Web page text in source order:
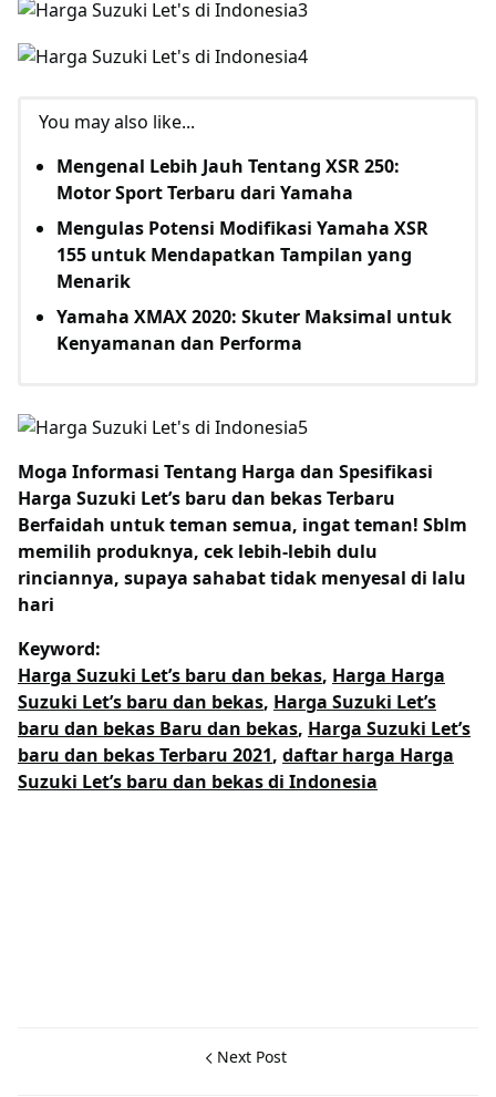
You may also like...
Mengenal Lebih Jauh Tentang XSR 250:
Motor Sport Terbaru dari Yamaha
Mengulas Potensi Modifikasi Yamaha XSR
155 untuk Mendapatkan Tampilan yang
Menarik
Yamaha XMAX 2020: Skuter Maksimal untuk
Kenyamanan dan Performa
Moga Informasi Tentang Harga dan Spesifikasi
Harga Suzuki Let’s baru dan bekas Terbaru
Berfaidah untuk teman semua, ingat teman! Sblm
memilih produknya, cek lebih-lebih dulu
rinciannya, supaya sahabat tidak menyesal di lalu
hari
Keyword:
Harga Suzuki Let’s baru dan bekas, Harga Harga
Suzuki Let’s baru dan bekas, Harga Suzuki Let’s
baru dan bekas Baru dan bekas, Harga Suzuki Let’s
baru dan bekas Terbaru 2021, daftar harga Harga
Suzuki Let’s baru dan bekas di Indonesia
Next Post